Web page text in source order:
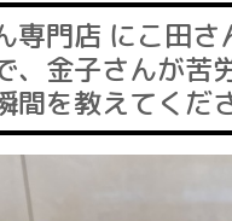
専門店 にこ田さ
、金子さんが苦
間を教えてくだ